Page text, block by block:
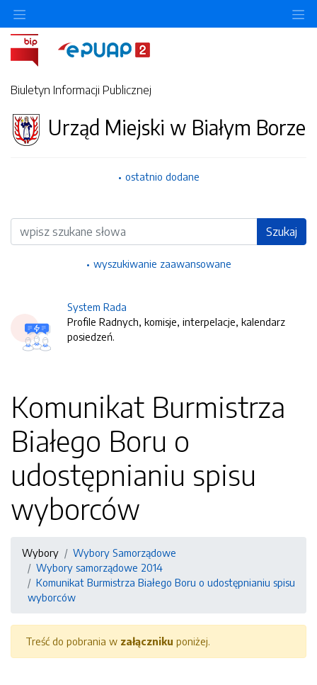
Biuletyn Informacji Publicznej
Urząd Miejski w Białym Borze
ostatnio dodane
Wyszukiwarka Szukaj
wyszukiwanie zaawansowane
System Rada
Profile Radnych, komisje, interpelacje, kalendarz
posiedzeń.
Komunikat Burmistrza
Białego Boru o
udostępnianiu spisu
wyborców
Wybory
Wybory Samorządowe
Wybory samorządowe 2014
Komunikat Burmistrza Białego Boru o udostępnianiu spisu
wyborców
Treść do pobrania w załączniku poniżej.